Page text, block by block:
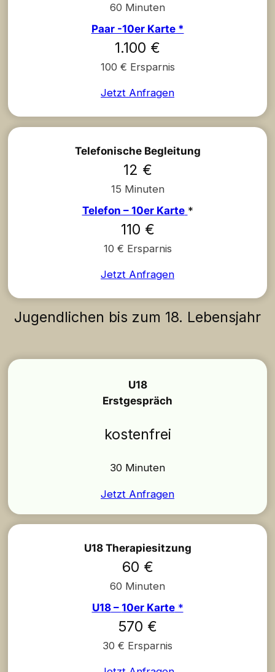
60 Minuten
Paar -10er Karte *
1.100 €
100 € Ersparnis
Jetzt Anfragen
Telefonische Begleitung
12 €
15 Minuten
Telefon – 10er Karte *
110 €
10 € Ersparnis
Jetzt Anfragen
Jugendlichen bis zum 18. Lebensjahr
U18
Erstgespräch
kostenfrei
30 Minuten
Jetzt Anfragen
U18 Therapiesitzung
60 €
60 Minuten
U18– 10er Karte*
570 €
30 € Ersparnis